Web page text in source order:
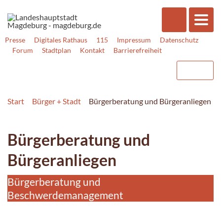
Presse Digitales Rathaus 115 Impressum
Datenschutz
Forum
Stadtplan Kontakt Barrierefreiheit
Start Bürger + Stadt Bürgerberatung und Bürgeranliegen
Bürgerberatung und
Bürgeranliegen
Bürgerberatung und
Beschwerdemanagement